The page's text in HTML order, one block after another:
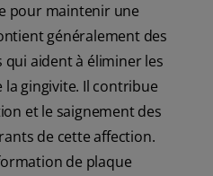
pour maintenir une
généralement des
aident à éliminer les
gingivite. Il contribue
et le saignement des
de cette affection.
de plaque